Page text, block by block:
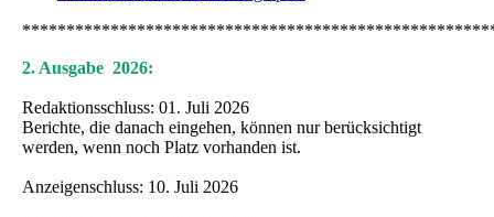
2. Ausgabe 2026:
Redaktionsschluss: 01. Juli 2026
Berichte, die danach eingehen, können nur berücksichtigt
werden, wenn noch Platz vorhanden ist.
Anzeigenschluss: 10. Juli 2026